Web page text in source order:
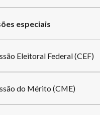
especiais
Eleitoral Federal (CEF)
do Mérito (CME)